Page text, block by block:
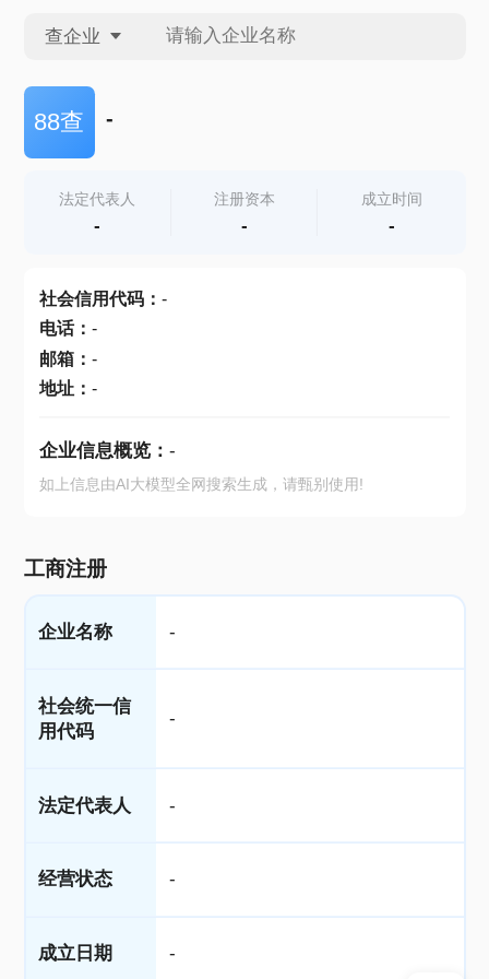
查企业
查企业
查产地
88查 -
法定代表人
-
注册资本
-
成立时间
-
社会信用代码： -
电话： -
邮箱： -
地址： -
企业信息概览： -
如上信息由AI大模型全网搜索生成，请甄别使用!
工商注册
企业名称 -
社会统一信
用代码
-
法定代表人 -
经营状态 -
成立日期 -